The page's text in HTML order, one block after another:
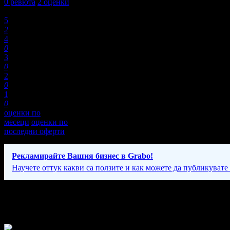
0 ревюта 2 оценки
5
2
4
0
3
0
2
0
1
0
оценки по
месеци оценки по
последни оферти
Рекламирайте Вашия бизнес в Grabo!
Научете оттук какви са ползите и как можете да публикувате